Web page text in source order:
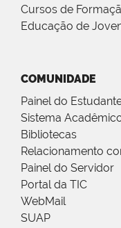
Cursos de
Educação de
COMUNIDADE
Painel do
Sistema
Bibliotecas
Relacionamento
Painel do Servidor
Portal da TIC
WebMail
SUAP